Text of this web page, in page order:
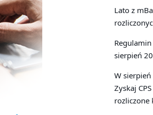
Lato z
sierpień
W
Zyskaj
rozliczone